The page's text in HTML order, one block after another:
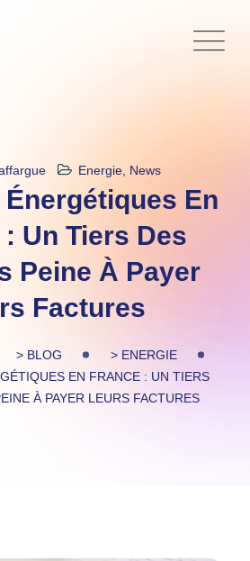
Energie, News
En
Un Tiers Des
Peine À Payer
Factures
> BLOG > ENERGIE
EN FRANCE : UN TIERS
À PAYER LEURS FACTURES